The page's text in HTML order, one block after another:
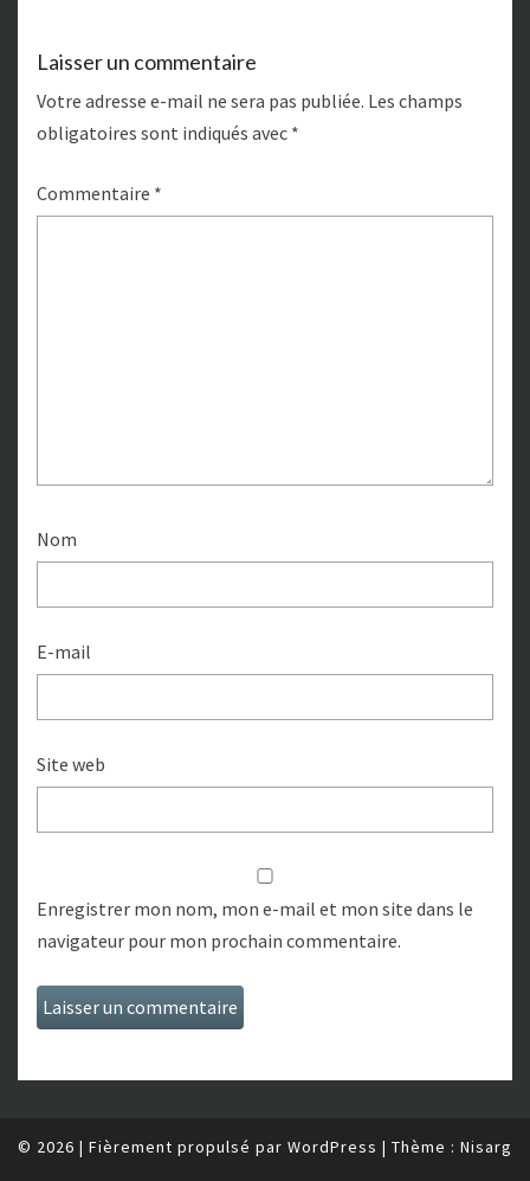
Laisser un commentaire
Votre adresse e-mail ne sera pas publiée. Les champs
obligatoires sont indiqués avec *
Commentaire *
Nom
E-mail
Site web
Enregistrer mon nom, mon e-mail et mon site dans le
navigateur pour mon prochain commentaire.
© 2026 | Fièrement propulsé par WordPress | Thème : Nisarg